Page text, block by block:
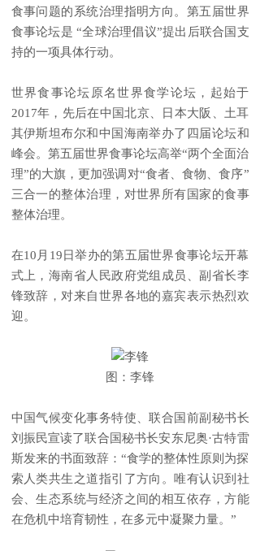
食事问题的系统治理指明方向。第五届世界
食事论坛是 “全球治理倡议”提出后联合国支
持的一项具体行动。
世界食事论坛原名世界食学论坛，起始于
2017年，先后在中国北京、日本大阪、土耳
其伊斯坦布尔和中国海南举办了四届论坛和
峰会。第五届世界食事论坛高举“两个全面治
理”的大旗，更加强调对“食者、食物、食序”
三合一的整体治理，对世界所有国家的食事
整体治理。
在10月19日举办的第五届世界食事论坛开幕
式上，海南省人民政府党组成员、副省长李
锋致辞，对来自世界各地的嘉宾表示热烈欢
迎。
图：李锋
中国气候变化事务特使、联合国前副秘书长
刘振民宣读了联合国秘书长安东尼奥·古特雷
斯发来的书面致辞：“食学的整体性原则为探
索人类共生之道指引了方向。唯有认识到社
会、生态系统与经济之间的相互依存，方能
在危机中培育韧性，在多元中凝聚力量。”